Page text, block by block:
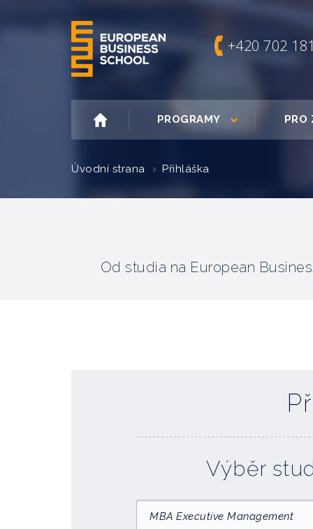
+420 702
PROGRAMY PRO
Úvodní strana Přihláška
Od studia na European
Výběr
MBA Executive Management